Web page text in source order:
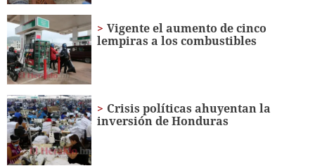
Vigente el aumento de cinco
lempiras a los combustibles
Crisis políticas ahuyentan la
inversión de Honduras